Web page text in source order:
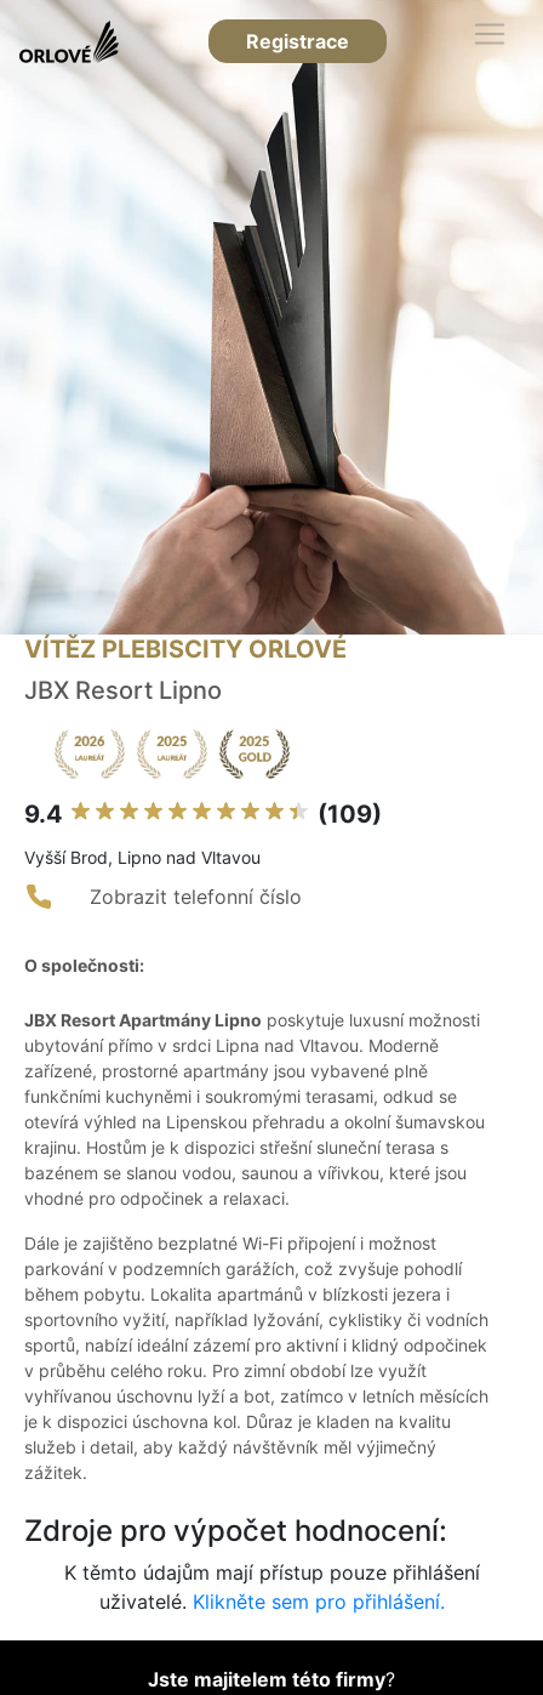
Registrace
VÍTĚZ PLEBISCITY ORLOVÉ
JBX Resort Lipno
9.4 (109)
Vyšší Brod, Lipno nad Vltavou
Zobrazit telefonní číslo
O společnosti:
JBX Resort Apartmány Lipno poskytuje luxusní možnosti
ubytování přímo v srdci Lipna nad Vltavou. Moderně
zařízené, prostorné apartmány jsou vybavené plně
funkčními kuchyněmi i soukromými terasami, odkud se
otevírá výhled na Lipenskou přehradu a okolní šumavskou
krajinu. Hostům je k dispozici střešní sluneční terasa s
bazénem se slanou vodou, saunou a vířivkou, které jsou
vhodné pro odpočinek a relaxaci.
Dále je zajištěno bezplatné Wi-Fi připojení i možnost
parkování v podzemních garážích, což zvyšuje pohodlí
během pobytu. Lokalita apartmánů v blízkosti jezera i
sportovního vyžití, například lyžování, cyklistiky či vodních
sportů, nabízí ideální zázemí pro aktivní i klidný odpočinek
v průběhu celého roku. Pro zimní období lze využít
vyhřívanou úschovnu lyží a bot, zatímco v letních měsících
je k dispozici úschovna kol. Důraz je kladen na kvalitu
služeb i detail, aby každý návštěvník měl výjimečný
zážitek.
Zdroje pro výpočet hodnocení:
K těmto údajům mají přístup pouze přihlášení
uživatelé. Klikněte sem pro přihlášení.
Jste majitelem této firmy?